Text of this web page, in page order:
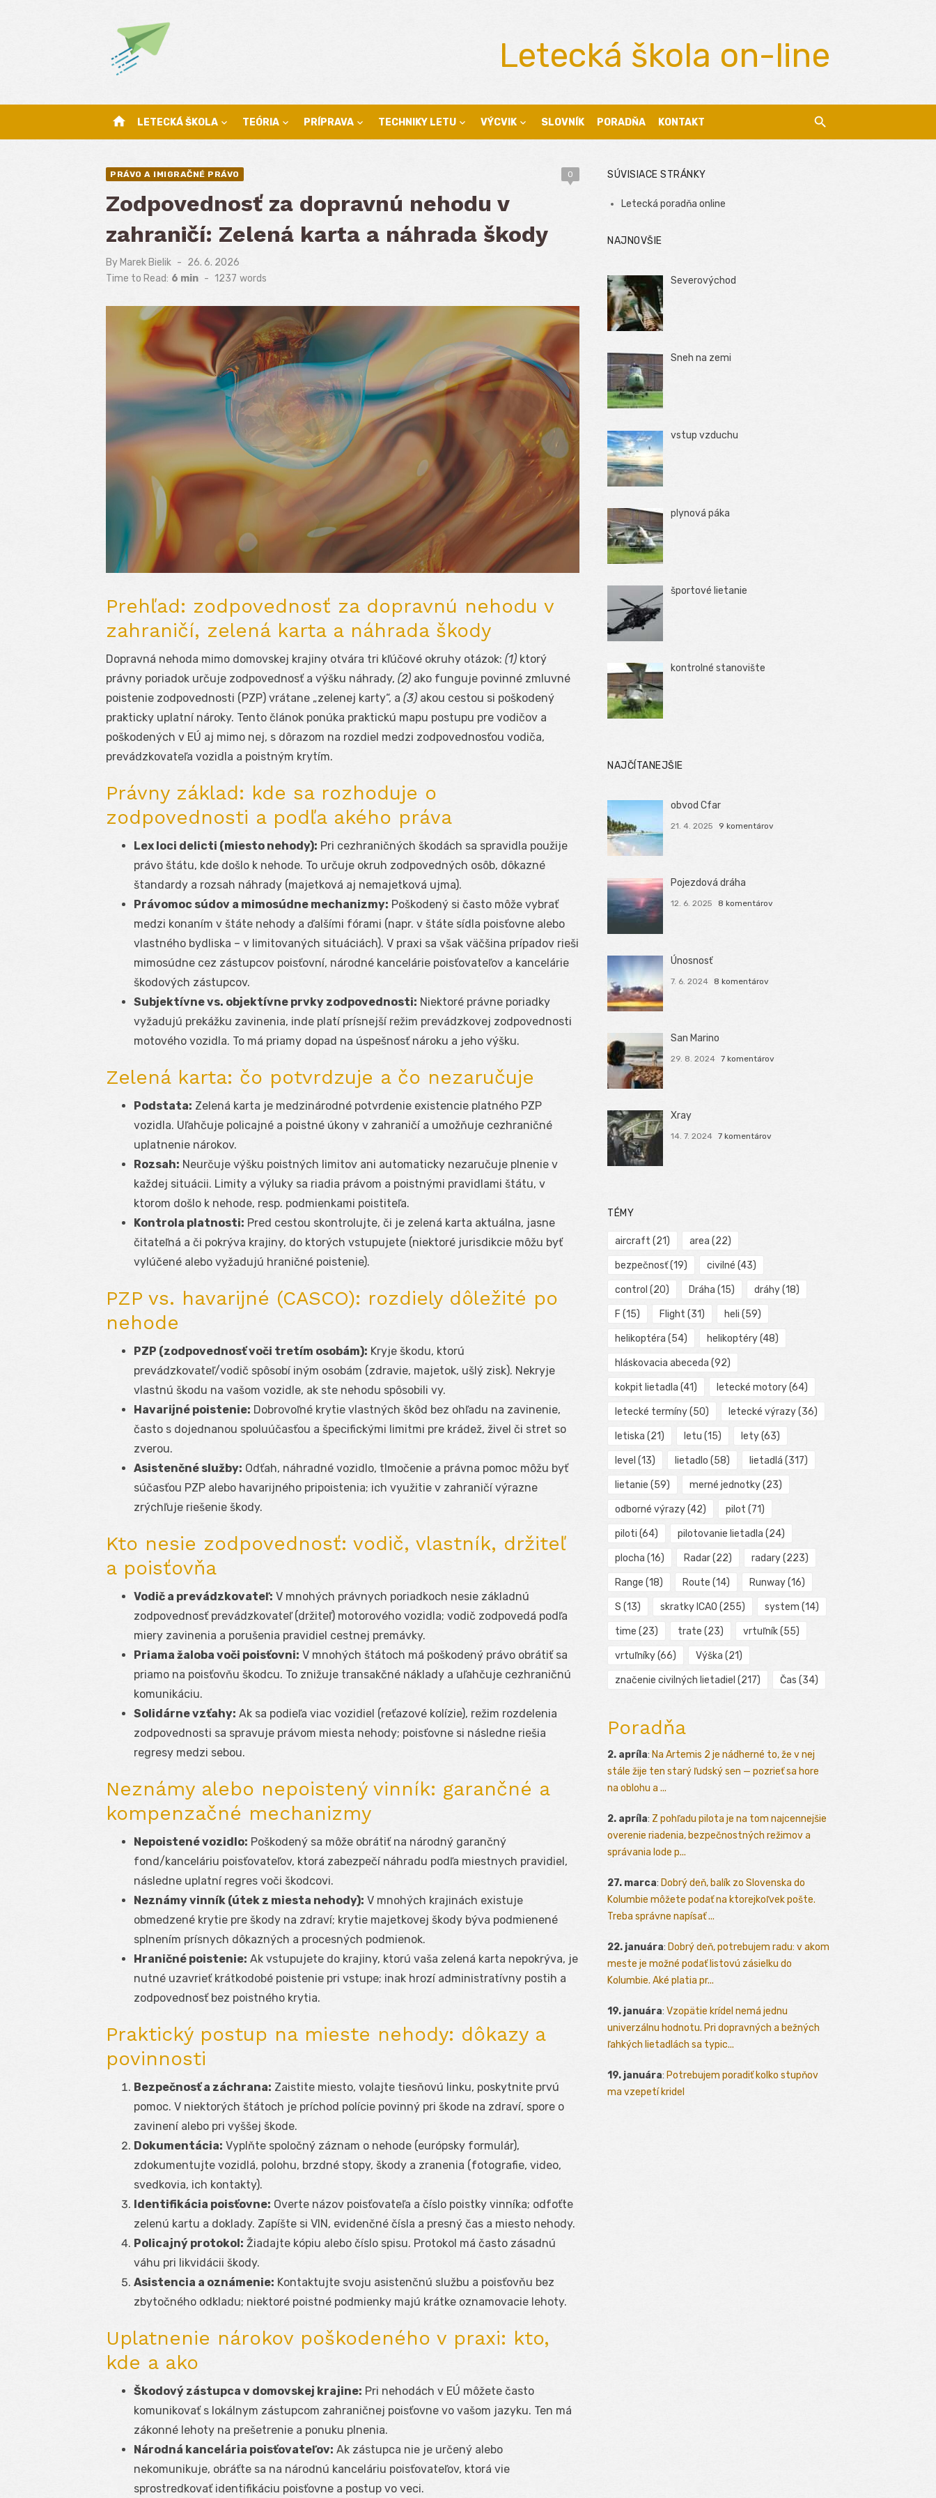
Letecká škola on-line
home LETECKÁ ŠKOLA TEÓRIA PRÍPRAVA TECHNIKY LETU VÝCVIK SLOVNÍK PORADŇA KONTAKT
PRÁVO A IMIGRAČNÉ PRÁVO 0
Zodpovednosť za dopravnú nehodu v
zahraničí: Zelená karta a náhrada škody
By Marek Bielik
Posted
on
26. 6. 2026
Time to Read: 6 min - 1237 words
Prehľad: zodpovednosť za dopravnú nehodu v
zahraničí, zelená karta a náhrada škody
Dopravná nehoda mimo domovskej krajiny otvára tri kľúčové okruhy otázok: (1) ktorý
právny poriadok určuje zodpovednosť a výšku náhrady, (2) ako funguje povinné zmluvné
poistenie zodpovednosti (PZP) vrátane „zelenej karty“, a (3) akou cestou si poškodený
prakticky uplatní nároky. Tento článok ponúka praktickú mapu postupu pre vodičov a
poškodených v EÚ aj mimo nej, s dôrazom na rozdiel medzi zodpovednosťou vodiča,
prevádzkovateľa vozidla a poistným krytím.
Právny základ: kde sa rozhoduje o
zodpovednosti a podľa akého práva
Lex loci delicti (miesto nehody): Pri cezhraničných škodách sa spravidla použije
právo štátu, kde došlo k nehode. To určuje okruh zodpovedných osôb, dôkazné
štandardy a rozsah náhrady (majetková aj nemajetková ujma).
Právomoc súdov a mimosúdne mechanizmy: Poškodený si často môže vybrať
medzi konaním v štáte nehody a ďalšími fórami (napr. v štáte sídla poisťovne alebo
vlastného bydliska – v limitovaných situáciách). V praxi sa však väčšina prípadov rieši
mimosúdne cez zástupcov poisťovní, národné kancelárie poisťovateľov a kancelárie
škodových zástupcov.
Subjektívne vs. objektívne prvky zodpovednosti: Niektoré právne poriadky
vyžadujú prekážku zavinenia, inde platí prísnejší režim prevádzkovej zodpovednosti
motového vozidla. To má priamy dopad na úspešnosť nároku a jeho výšku.
Zelená karta: čo potvrdzuje a čo nezaručuje
Podstata: Zelená karta je medzinárodné potvrdenie existencie platného PZP
vozidla. Uľahčuje policajné a poistné úkony v zahraničí a umožňuje cezhraničné
uplatnenie nárokov.
Rozsah: Neurčuje výšku poistných limitov ani automaticky nezaručuje plnenie v
každej situácii. Limity a výluky sa riadia právom a poistnými pravidlami štátu, v
ktorom došlo k nehode, resp. podmienkami poistiteľa.
Kontrola platnosti: Pred cestou skontrolujte, či je zelená karta aktuálna, jasne
čitateľná a či pokrýva krajiny, do ktorých vstupujete (niektoré jurisdikcie môžu byť
vylúčené alebo vyžadujú hraničné poistenie).
PZP vs. havarijné (CASCO): rozdiely dôležité po
nehode
PZP (zodpovednosť voči tretím osobám): Kryje škodu, ktorú
prevádzkovateľ/vodič spôsobí iným osobám (zdravie, majetok, ušlý zisk). Nekryje
vlastnú škodu na vašom vozidle, ak ste nehodu spôsobili vy.
Havarijné poistenie: Dobrovoľné krytie vlastných škôd bez ohľadu na zavinenie,
často s dojednanou spoluúčasťou a špecifickými limitmi pre krádež, živel či stret so
zverou.
Asistenčné služby: Odťah, náhradné vozidlo, tlmočenie a právna pomoc môžu byť
súčasťou PZP alebo havarijného pripoistenia; ich využitie v zahraničí výrazne
zrýchľuje riešenie škody.
Kto nesie zodpovednosť: vodič, vlastník, držiteľ
a poisťovňa
Vodič a prevádzkovateľ: V mnohých právnych poriadkoch nesie základnú
zodpovednosť prevádzkovateľ (držiteľ) motorového vozidla; vodič zodpovedá podľa
miery zavinenia a porušenia pravidiel cestnej premávky.
Priama žaloba voči poisťovni: V mnohých štátoch má poškodený právo obrátiť sa
priamo na poisťovňu škodcu. To znižuje transakčné náklady a uľahčuje cezhraničnú
komunikáciu.
Solidárne vzťahy: Ak sa podieľa viac vozidiel (reťazové kolízie), režim rozdelenia
zodpovednosti sa spravuje právom miesta nehody; poisťovne si následne riešia
regresy medzi sebou.
Neznámy alebo nepoistený vinník: garančné a
kompenzačné mechanizmy
Nepoistené vozidlo: Poškodený sa môže obrátiť na národný garančný
fond/kanceláriu poisťovateľov, ktorá zabezpečí náhradu podľa miestnych pravidiel,
následne uplatní regres voči škodcovi.
Neznámy vinník (útek z miesta nehody): V mnohých krajinách existuje
obmedzené krytie pre škody na zdraví; krytie majetkovej škody býva podmienené
splnením prísnych dôkazných a procesných podmienok.
Hraničné poistenie: Ak vstupujete do krajiny, ktorú vaša zelená karta nepokrýva, je
nutné uzavrieť krátkodobé poistenie pri vstupe; inak hrozí administratívny postih a
zodpovednosť bez poistného krytia.
Praktický postup na mieste nehody: dôkazy a
povinnosti
Bezpečnosť a záchrana: Zaistite miesto, volajte tiesňovú linku, poskytnite prvú
pomoc. V niektorých štátoch je príchod polície povinný pri škode na zdraví, spore o
zavinení alebo pri vyššej škode.
Dokumentácia: Vyplňte spoločný záznam o nehode (európsky formulár),
zdokumentujte vozidlá, polohu, brzdné stopy, škody a zranenia (fotografie, video,
svedkovia, ich kontakty).
Identifikácia poisťovne: Overte názov poisťovateľa a číslo poistky vinníka; odfoťte
zelenú kartu a doklady. Zapíšte si VIN, evidenčné čísla a presný čas a miesto nehody.
Policajný protokol: Žiadajte kópiu alebo číslo spisu. Protokol má často zásadnú
váhu pri likvidácii škody.
Asistencia a oznámenie: Kontaktujte svoju asistenčnú službu a poisťovňu bez
zbytočného odkladu; niektoré poistné podmienky majú krátke oznamovacie lehoty.
Uplatnenie nárokov poškodeného v praxi: kto,
kde a ako
Škodový zástupca v domovskej krajine: Pri nehodách v EÚ môžete často
komunikovať s lokálnym zástupcom zahraničnej poisťovne vo vašom jazyku. Ten má
zákonné lehoty na prešetrenie a ponuku plnenia.
Národná kancelária poisťovateľov: Ak zástupca nie je určený alebo
nekomunikuje, obráťte sa na národnú kanceláriu poisťovateľov, ktorá vie
sprostredkovať identifikáciu poisťovne a postup vo veci.
SÚVISIACE STRÁNKY
Letecká poradňa online
NAJNOVŠIE
Severovýchod
Sneh na zemi
vstup vzduchu
plynová páka
športové lietanie
kontrolné stanovište
NAJČÍTANEJŠIE
obvod Cfar
21. 4. 2025 9 komentárov
Pojezdová dráha
12. 6. 2025 8 komentárov
Únosnosť
7. 6. 2024 8 komentárov
San Marino
29. 8. 2024 7 komentárov
Xray
14. 7. 2024 7 komentárov
TÉMY
aircraft (21) area (22)
bezpečnosť(19) civilné (43)
control (20) Dráha (15) dráhy(18)
F (15) Flight (31) heli (59)
helikoptéra (54) helikoptéry(48)
hláskovacia abeceda (92)
kokpit lietadla (41) letecké motory(64)
letecké termíny(50) letecké výrazy(36)
letiska (21) letu (15) lety(63)
level (13) lietadlo (58) lietadlá (317)
lietanie (59) merné jednotky(23)
odborné výrazy(42) pilot (71)
piloti (64) pilotovanie lietadla (24)
plocha (16) Radar(22) radary(223)
Range (18) Route (14) Runway(16)
S (13) skratky ICAO (255) system (14)
time (23) trate (23) vrtuľník(55)
vrtuľníky(66) Výška (21)
značenie civilných lietadiel (217) Čas (34)
Poradňa
2. apríla: Na Artemis 2 je nádherné to, že v nej
stále žije ten starý ľudský sen — pozrieť sa hore
na oblohu a ...
2. apríla: Z pohľadu pilota je na tom najcennejšie
overenie riadenia, bezpečnostných režimov a
správania lode p...
27. marca: Dobrý deň, balík zo Slovenska do
Kolumbie môžete podať na ktorejkoľvek pošte.
Treba správne napísať ...
22. januára: Dobrý deň, potrebujem radu: v akom
meste je možné podať listovú zásielku do
Kolumbie. Aké platia pr...
19. januára: Vzopätie krídel nemá jednu
univerzálnu hodnotu. Pri dopravných a bežných
ľahkých lietadlách sa typic...
19. januára: Potrebujem poradiť kolko stupňov
ma vzepetí kridel